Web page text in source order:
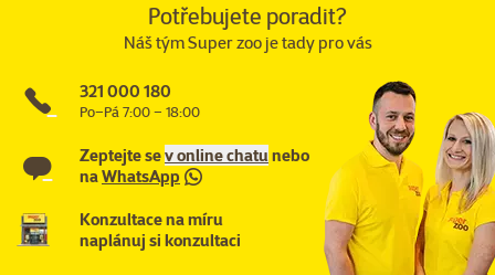
Potřebujete poradit?
Náš tým Super zoo je tady pro vás
321 000 180
Po–Pá 7:00 – 18:00
Zeptejte sev online chatunebo
naWhatsApp
Konzultace na míru
naplánuj si konzultaci